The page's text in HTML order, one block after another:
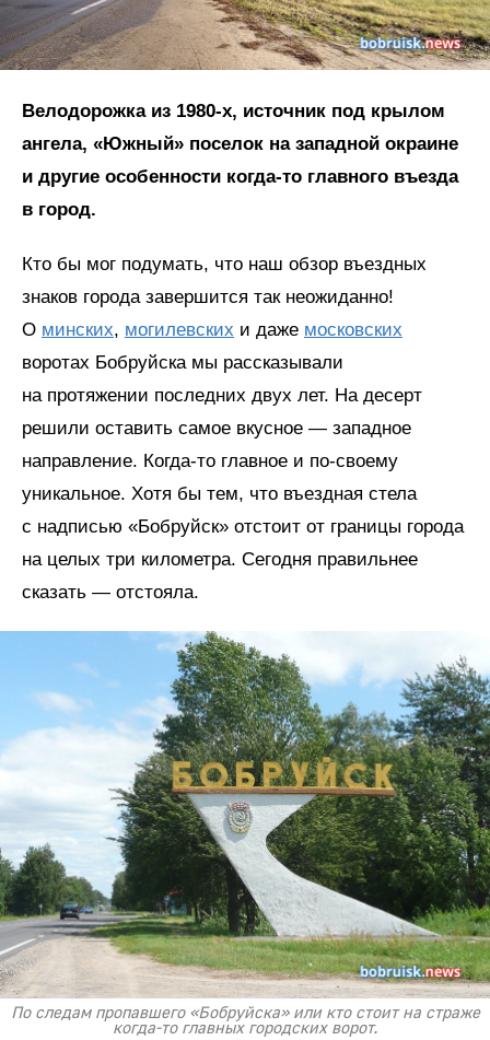
Велодорожка из 1980‑х, источник под крылом
ангела, «Южный» поселок на западной окраине
и другие особенности когда-то главного въезда
в город.
Кто бы мог подумать, что наш обзор въездных
знаков города завершится так неожиданно!
О минских, могилевских и даже московских
воротах Бобруйска мы рассказывали
на протяжении последних двух лет. На десерт
решили оставить самое вкусное — западное
направление. Когда-то главное и по-своему
уникальное. Хотя бы тем, что въездная стела
с надписью «Бобруйск» отстоит от границы города
на целых три километра. Сегодня правильнее
сказать — отстояла.
По следам пропавшего «Бобруйска» или кто стоит на страже
когда-то главных городских ворот.